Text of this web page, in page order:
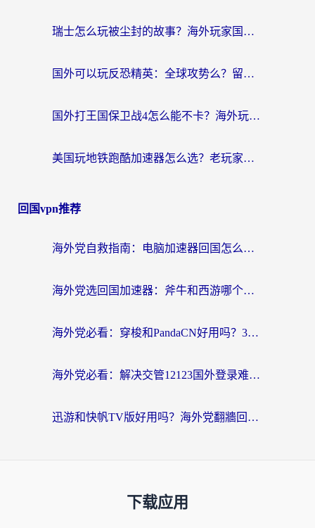
瑞士怎么玩被尘封的故事？海外玩家国服游戏加速器终极指南（附星战前夜三国杀加速方案）
国外可以玩反恐精英：全球攻势么？留学生亲测好用的国服游戏加速器全攻略
国外打王国保卫战4怎么能不卡？海外玩家国服游戏流畅指南（附澳大利亚保卫萝卜4俄罗斯碧蓝航线解决方案）
美国玩地铁跑酷加速器怎么选？老玩家亲测的避坑指南与实用技巧
回国vpn推荐
海外党自救指南：电脑加速器回国怎么选？轻松解决国内资源访问难题
海外党选回国加速器：斧牛和西游哪个好？附Windows免费试用&实用避坑指南
海外党必看：穿梭和PandaCN好用吗？3分钟选对回国加速器，无缝刷剧玩国服
海外党必看：解决交管12123国外登录难题，选对回国加速器就能无缝刷国内资源
迅游和快帆TV版好用吗？海外党翻牆回大陆选加速器的避坑指南
下载应用